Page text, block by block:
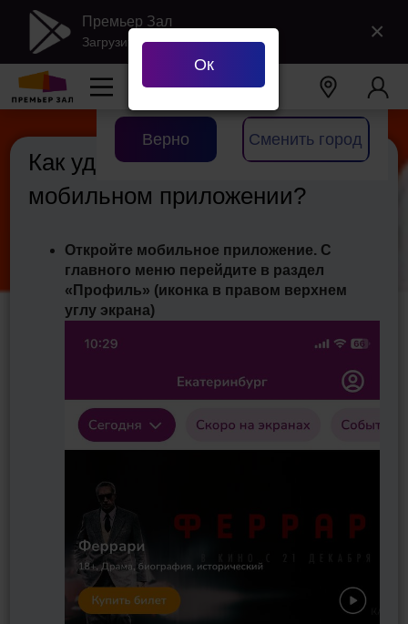
Премьер Зал
Загрузить в Google Play ×
Ваш городЕкатеринбург
Верно Сменить город
Как удалить аккаунт в
мобильном приложении?
Откройте мобильное приложение. С
главного меню перейдите в раздел
«Профиль» (иконка в правом верхнем
углу экрана)
Ок